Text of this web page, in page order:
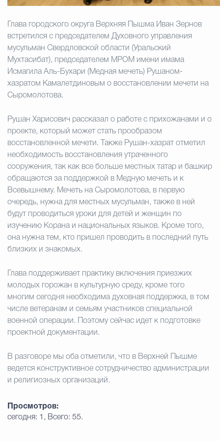
Избирательная
Гостям Городского
Градостроительство и
Государственные организации
Глава городского округа Верхняя Пышма Иван Зернов
встретился с председателем Духовного управления
мусульман Свердловской области (Уральский
Мухтасибат), председателем МРОМ имени имама
Исмагила Аль-Бухари (Медная мечеть) Рушаном-
хазратом Камалетдиновым о восстановлении мечети на
Сыромолотова.
Рушан Харисович рассказал о работе с прихожанами и о
проекте, который может стать прообразом
восстановленной мечети. Также Рушан-хазрат отметил
необходимость восстановления утраченного
сооружения, так как все больше местных татар и башкир
обращаются за поддержкой в Медную мечеть и к
Всевышнему. Мечеть на Сыромолотова, в первую
очередь, нужна для местных мусульман, также в ней
будут проводиться уроки для детей и женщин по
изучению Корана и национальных языков. Кроме того,
она нужна тем, кто пришел проводить в последний путь
близких и знакомых.
Глава поддерживает практику включения приезжих
молодых горожан в культурную среду, кроме того
многим сегодня необходима духовная поддержка, в том
числе ветеранам и семьям участников специальной
военной операции. Поэтому сейчас идет к подготовке
проектной документации.
В разговоре мы оба отметили, что в Верхней Пышме
ведется конструктивное сотрудничество администрации
и религиозных организаций.
Просмотров:
сегодня: 1, Всего: 55.